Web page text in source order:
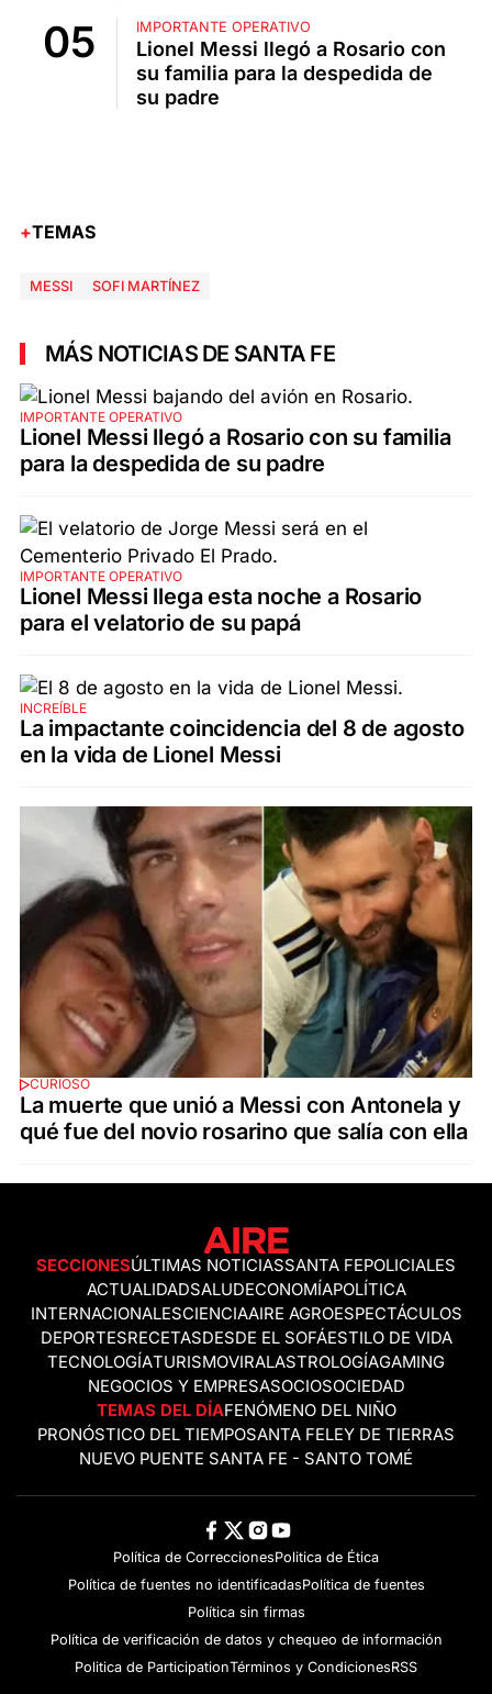
IMPORTANTE OPERATIVO
Lionel Messi llegó a Rosario con
su familia para la despedida de
su padre
TEMAS
MESSI SOFI MARTÍNEZ
MÁS NOTICIAS DE SANTA FE
IMPORTANTE OPERATIVO
Lionel Messi llegó a Rosario con su familia
para la despedida de su padre
IMPORTANTE OPERATIVO
Lionel Messi llega esta noche a Rosario
para el velatorio de su papá
INCREÍBLE
La impactante coincidencia del 8 de agosto
en la vida de Lionel Messi
CURIOSO
La muerte que unió a Messi con Antonela y
qué fue del novio rosarino que salía con ella
SECCIONESÚLTIMAS NOTICIASSANTA FEPOLICIALES
ACTUALIDADSALUDECONOMÍAPOLÍTICA
INTERNACIONALESCIENCIAAIRE AGROESPECTÁCULOS
DEPORTESRECETASDESDE EL SOFÁESTILO DE VIDA
TECNOLOGÍATURISMOVIRALASTROLOGÍAGAMING
NEGOCIOS Y EMPRESASOCIOSOCIEDAD
TEMAS DEL DÍAFENÓMENO DEL NIÑO
PRONÓSTICO DEL TIEMPOSANTA FELEY DE TIERRAS
NUEVO PUENTE SANTA FE - SANTO TOMÉ
Política de CorreccionesPolitica de Ética
Política de fuentes no identificadasPolítica de fuentes
Política sin firmas
Política de verificación de datos y chequeo de información
Politica de ParticipationTérminos y CondicionesRSS